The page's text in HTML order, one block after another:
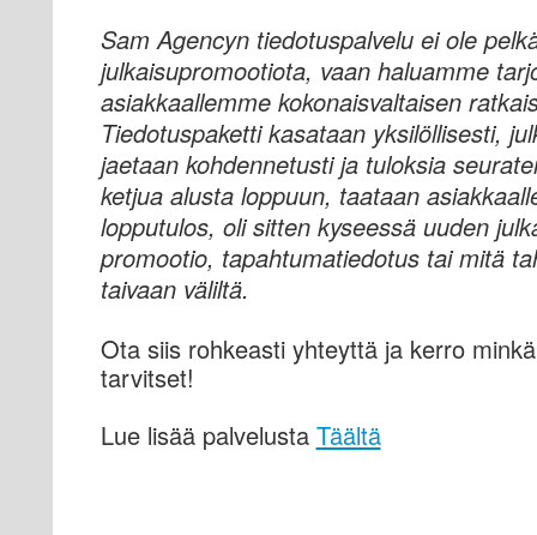
Sam Agencyn tiedotuspalvelu ei ole
julkaisupromootiota, vaan haluamme
asiakkaallemme kokonaisvaltaisen
Tiedotuspaketti kasataan yksilöllisesti,
jaetaan kohdennetusti ja tuloksia
ketjua alusta loppuun, taataan
lopputulos, oli sitten kyseessä uuden
promootio, tapahtumatiedotus tai mitä
taivaan väliltä.
Ota siis rohkeasti yhteyttä ja kerro
tarvitset!
Lue lisää palvelusta Täältä